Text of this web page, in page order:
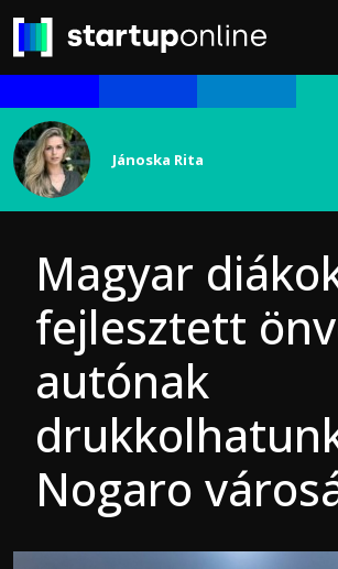
Jánoska Rita
Magyar
fejlesztett
autónak
Nogaro